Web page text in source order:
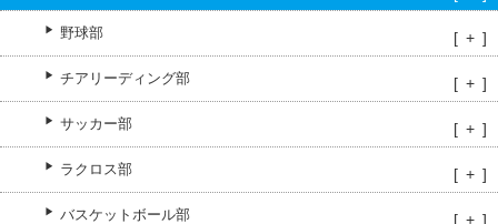
野球部
チアリーディング部
サッカー部
ラクロス部
バスケットボール部